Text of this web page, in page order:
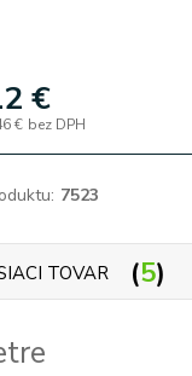
€
€ bez DPH
7523
TOVAR 5